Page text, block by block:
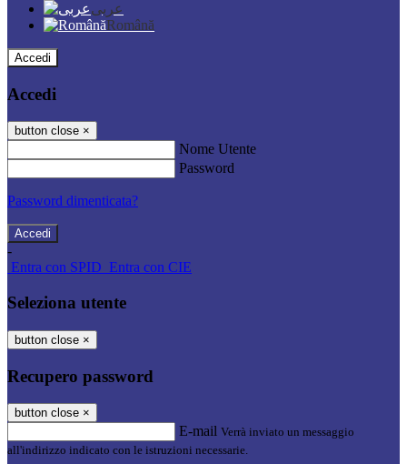
عربى
Română
Accedi
Accedi
button close ×
Nome Utente
Password
Password dimenticata?
-
Entra con SPID Entra con CIE
Seleziona utente
button close ×
Recupero password
button close ×
E-mail Verrà inviato un messaggio
all'indirizzo indicato con le istruzioni necessarie.